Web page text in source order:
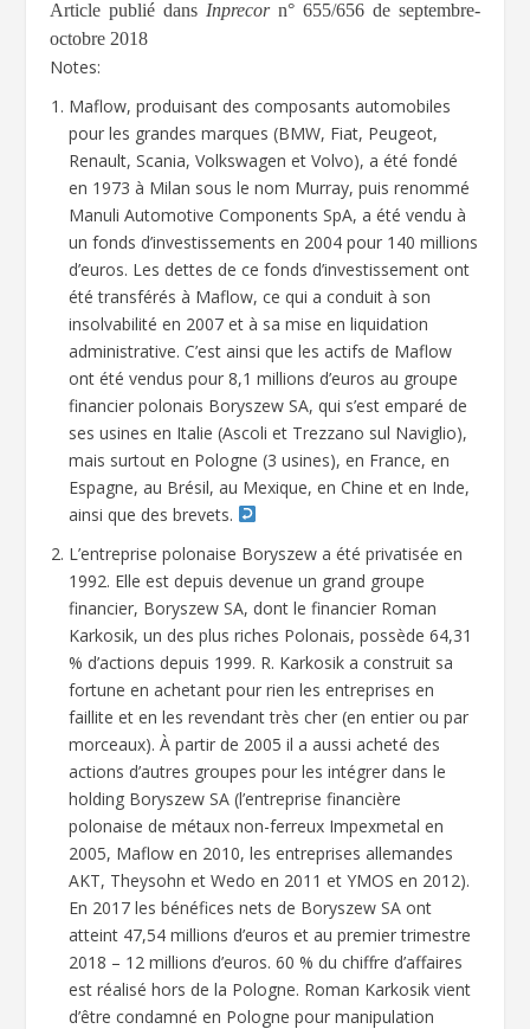
Article publié dans Inprecorn° 655/656 de septembre-
octobre 2018
Notes:
Maflow, produisant des composants automobiles
pour les grandes marques (BMW, Fiat, Peugeot,
Renault, Scania, Volkswagen et Volvo), a été fondé
en 1973 à Milan sous le nom Murray, puis renommé
Manuli Automotive Components SpA, a été vendu à
un fonds d’investissements en 2004 pour 140 millions
d’euros. Les dettes de ce fonds d’investissement ont
été transférés à Maflow, ce qui a conduit à son
insolvabilité en 2007 et à sa mise en liquidation
administrative. C’est ainsi que les actifs de Maflow
ont été vendus pour 8,1 millions d’euros au groupe
financier polonais Boryszew SA, qui s’est emparé de
ses usines en Italie (Ascoli et Trezzano sul Naviglio),
mais surtout en Pologne (3 usines), en France, en
Espagne, au Brésil, au Mexique, en Chine et en Inde,
ainsi que des brevets.
L’entreprise polonaise Boryszew a été privatisée en
1992. Elle est depuis devenue un grand groupe
financier, Boryszew SA, dont le financier Roman
Karkosik, un des plus riches Polonais, possède 64,31
% d’actions depuis 1999. R. Karkosik a construit sa
fortune en achetant pour rien les entreprises en
faillite et en les revendant très cher (en entier ou par
morceaux). À partir de 2005 il a aussi acheté des
actions d’autres groupes pour les intégrer dans le
holding Boryszew SA (l’entreprise financière
polonaise de métaux non-ferreux Impexmetal en
2005, Maflow en 2010, les entreprises allemandes
AKT, Theysohn et Wedo en 2011 et YMOS en 2012).
En 2017 les bénéfices nets de Boryszew SA ont
atteint 47,54 millions d’euros et au premier trimestre
2018 – 12 millions d’euros. 60 % du chiffre d’affaires
est réalisé hors de la Pologne. Roman Karkosik vient
d’être condamné en Pologne pour manipulation